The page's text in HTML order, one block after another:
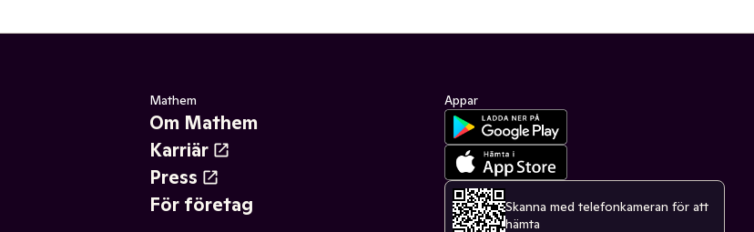
Mathem
Om Mathem
Karriär
Press
För företag
Appar
Skanna med telefonkameran för att
hämta